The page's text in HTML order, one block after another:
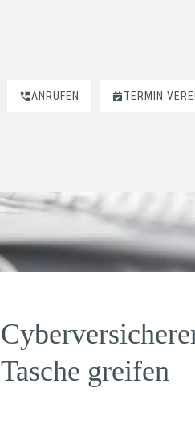
ANRUFEN TERMIN
Tasche greifen